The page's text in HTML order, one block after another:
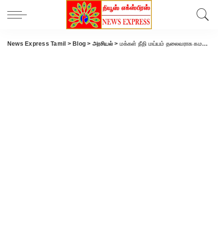
News Express Tamil > Blog > அரசியல்> மக்கள் நீதி மய்யம் தலைவராக கமல்ஹாசன் மீண்டும் தேர்வு..!